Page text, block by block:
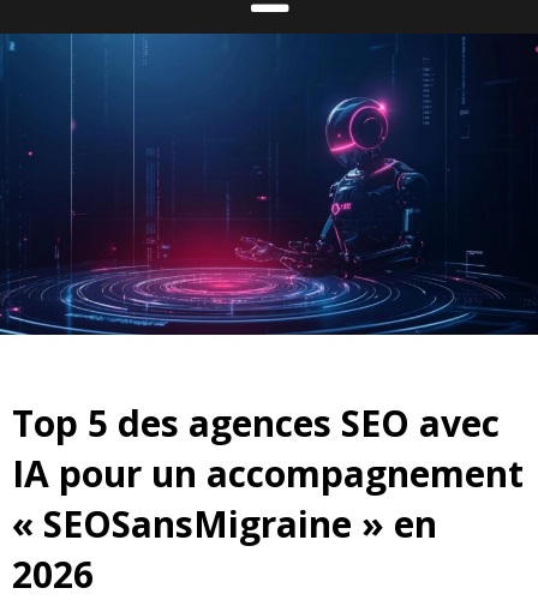
Top 5 des agences SEO avec
IA pour un accompagnement
« SEOSansMigraine » en
2026